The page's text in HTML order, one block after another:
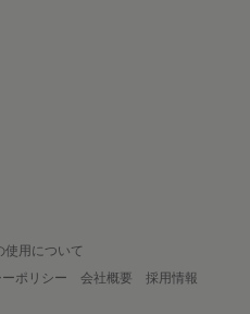
使用について
ポリシー 会社概要
採用情報